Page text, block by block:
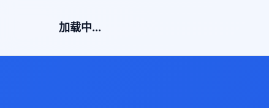
加载中...